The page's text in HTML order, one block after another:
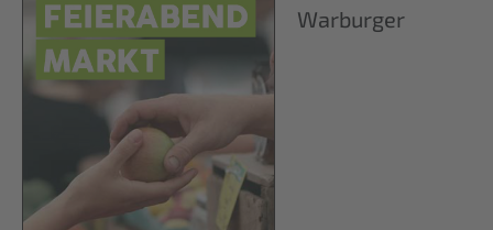
Warburger